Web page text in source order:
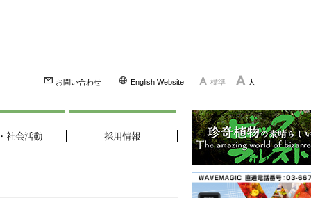
お問い合わせ English Website 標準 大
社会活動 採用情報